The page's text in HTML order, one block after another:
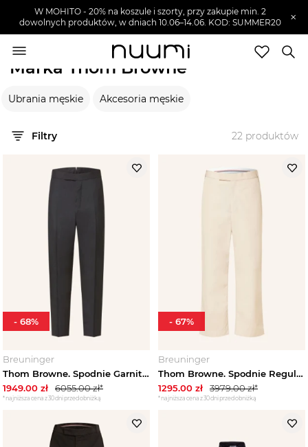
W MOHITO - 20% na koszule i szorty, przy zakupie min. 2
dowolnych produktów, w dniach 10.06–14.06. KOD: SUMMER20
×
Marka Thom Browne
Ubrania męskie Akcesoria męskie
Filtry 22 produktów
Breuninger
Thom Browne. Spodnie Garniturowe Slim Fit schwarz 001 BLACK
1949.00 zł 6055.00zł*
*najniższa cena z 30 dni przed obniżką
- 68%
Breuninger
Thom Browne. Spodnie Regular Fit beige
1295.00 zł 3979.00zł*
*najniższa cena z 30 dni przed obniżką
- 67%